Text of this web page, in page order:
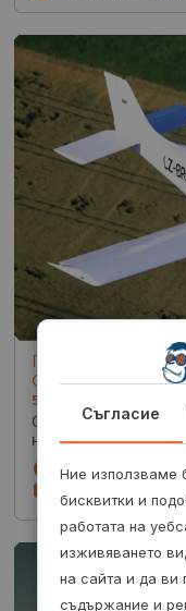
Полет с урок
София
5
Сбъдни една своя
незабравим полет и
20 минути
София
Съгласие
Ние използваме
бисквитки и
работата на
изживяването
на сайта и да ви
съдържание и